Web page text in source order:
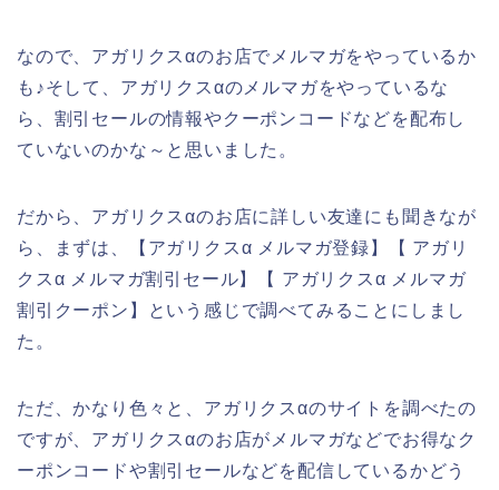
なので、アガリクスαのお店でメルマガをやっているか
も♪そして、アガリクスαのメルマガをやっているな
ら、割引セールの情報やクーポンコードなどを配布し
ていないのかな～と思いました。
だから、アガリクスαのお店に詳しい友達にも聞きなが
ら、まずは、【アガリクスα メルマガ登録】【 アガリ
クスα メルマガ割引セール】【 アガリクスα メルマガ
割引クーポン】という感じで調べてみることにしまし
た。
ただ、かなり色々と、アガリクスαのサイトを調べたの
ですが、アガリクスαのお店がメルマガなどでお得なク
ーポンコードや割引セールなどを配信しているかどう